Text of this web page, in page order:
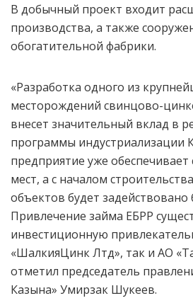
В добычный проект входит
производства, а также
обогатительной фабрики.
«Разработка одного из
месторождений свинцово-
внесет значительный вклад в
программы индустриализации
предприятие уже
мест, а с началом
объектов будет задействовано
Привлечение займа ЕБРР
инвестиционную
«ШалкияЦинк Лтд», так и АО
отметил председатель
Казына» Умирзак Шукеев.